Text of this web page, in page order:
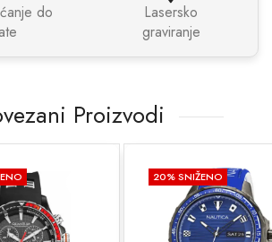
do
Lasersko
graviranje
Proizvodi
% SNIŽENO